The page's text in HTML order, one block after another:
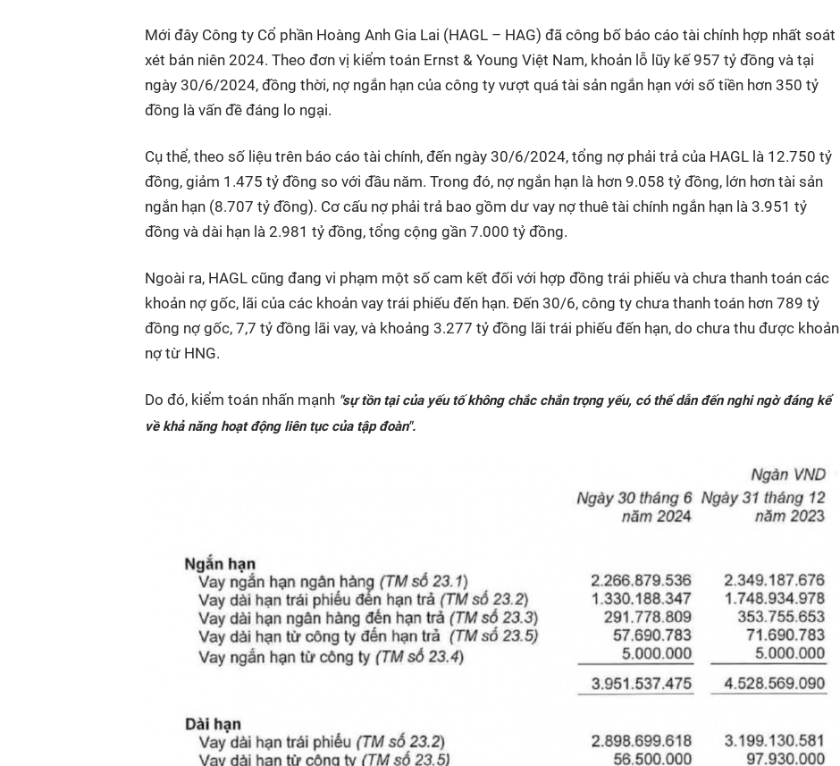
Mới đây Công ty Cổ phần Hoàng Anh Gia Lai (HAGL – HAG) đã công bố báo cáo tài chính hợp nhất soát
xét bán niên 2024. Theo đơn vị kiểm toán Ernst & Young Việt Nam, khoản lỗ lũy kế 957 tỷ đồng và tại
ngày 30/6/2024, đồng thời, nợ ngắn hạn của công ty vượt quá tài sản ngắn hạn với số tiền hơn 350 tỷ
đồng là vấn đề đáng lo ngại.
Cụ thể, theo số liệu trên báo cáo tài chính, đến ngày 30/6/2024, tổng nợ phải trả của HAGL là 12.750 tỷ
đồng, giảm 1.475 tỷ đồng so với đầu năm. Trong đó, nợ ngắn hạn là hơn 9.058 tỷ đồng, lớn hơn tài sản
ngắn hạn (8.707 tỷ đồng). Cơ cấu nợ phải trả bao gồm dư vay nợ thuê tài chính ngắn hạn là 3.951 tỷ
đồng và dài hạn là 2.981 tỷ đồng, tổng cộng gần 7.000 tỷ đồng.
Ngoài ra, HAGL cũng đang vi phạm một số cam kết đối với hợp đồng trái phiếu và chưa thanh toán các
khoản nợ gốc, lãi của các khoản vay trái phiếu đến hạn. Đến 30/6, công ty chưa thanh toán hơn 789 tỷ
đồng nợ gốc, 7,7 tỷ đồng lãi vay, và khoảng 3.277 tỷ đồng lãi trái phiếu đến hạn, do chưa thu được khoản
nợ từ HNG.
Do đó, kiểm toán nhấn mạnh "sự tồn tại của yếu tố không chắc chắn trọng yếu, có thể dẫn đến nghi ngờ đáng kể
về khả năng hoạt động liên tục của tập đoàn".